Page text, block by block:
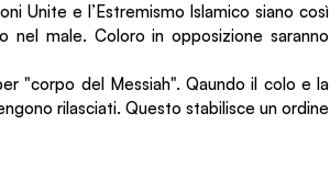
Unite e l’Estremismo Islamico siano così
male. Coloro in opposizione saranno
"corpo del Messiah". Qaundo il colo e la
rilasciati. Questo stabilisce un ordine